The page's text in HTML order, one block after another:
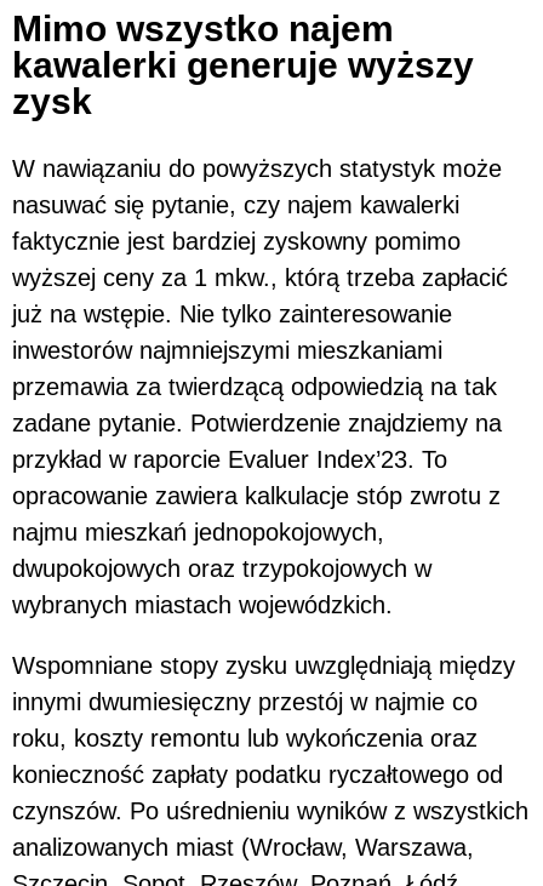
Mimo wszystko najem
kawalerki generuje wyższy
zysk
W nawiązaniu do powyższych statystyk może
nasuwać się pytanie, czy najem kawalerki
faktycznie jest bardziej zyskowny pomimo
wyższej ceny za 1 mkw., którą trzeba zapłacić
już na wstępie. Nie tylko zainteresowanie
inwestorów najmniejszymi mieszkaniami
przemawia za twierdzącą odpowiedzią na tak
zadane pytanie. Potwierdzenie znajdziemy na
przykład w raporcie Evaluer Index’23. To
opracowanie zawiera kalkulacje stóp zwrotu z
najmu mieszkań jednopokojowych,
dwupokojowych oraz trzypokojowych w
wybranych miastach wojewódzkich.
Wspomniane stopy zysku uwzględniają między
innymi dwumiesięczny przestój w najmie co
roku, koszty remontu lub wykończenia oraz
konieczność zapłaty podatku ryczałtowego od
czynszów. Po uśrednieniu wyników z wszystkich
analizowanych miast (Wrocław, Warszawa,